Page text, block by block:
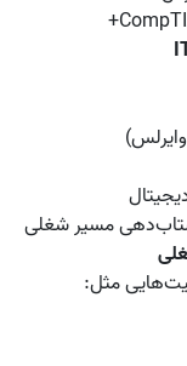
مسیر شغلی
مثل: